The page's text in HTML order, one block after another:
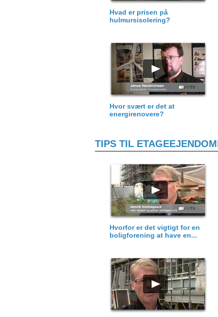
Hvad er prisen på
hulmursisolering?
Hvor svært er det at
energirenovere?
TIPS TIL
Hvorfor er det vigtigt for en
boligforening at have en...